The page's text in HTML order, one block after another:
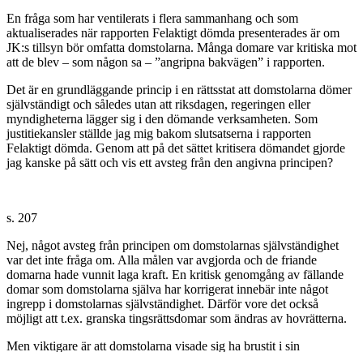
En fråga som har ventilerats i flera sammanhang och som
aktualiserades när rapporten Felaktigt dömda presenterades är om
JK:s tillsyn bör omfatta domstolarna. Många domare var kritiska mot
att de blev – som någon sa – ”angripna bakvägen” i rapporten.
Det är en grundläggande princip i en rättsstat att domstolarna dömer
självständigt och således utan att riksdagen, regeringen eller
myndigheterna lägger sig i den dömande verksamheten. Som
justitiekansler ställde jag mig bakom slutsatserna i rapporten
Felaktigt dömda. Genom att på det sättet kritisera dömandet gjorde
jag kanske på sätt och vis ett avsteg från den angivna principen?
s. 207
Nej, något avsteg från principen om domstolarnas självständighet
var det inte fråga om. Alla målen var avgjorda och de friande
domarna hade vunnit laga kraft. En kritisk genomgång av fällande
domar som domstolarna själva har korrigerat innebär inte något
ingrepp i domstolarnas självständighet. Därför vore det också
möjligt att t.ex. granska tingsrättsdomar som ändras av hovrätterna.
Men viktigare är att domstolarna visade sig ha brustit i sin